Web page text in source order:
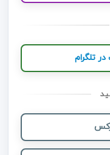
در تلگرام